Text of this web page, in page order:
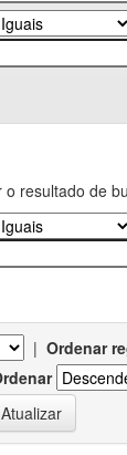
resultado de
| Ordenar